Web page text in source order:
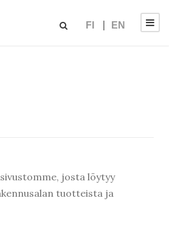
FI EN
josta löytyy
tuotteista ja